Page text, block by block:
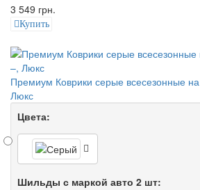
3 549 грн.
Купить
Премиум Коврики серые всесезонные
Люкс
Цвета:
Шильды с маркой авто 2 шт: